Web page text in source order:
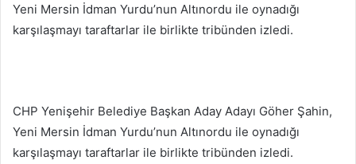
Yeni Mersin İdman Yurdu’nun Altınordu ile oynadığı
karşılaşmayı taraftarlar ile birlikte tribünden izledi.
CHP Yenişehir Belediye Başkan Aday Adayı Göher Şahin,
Yeni Mersin İdman Yurdu’nun Altınordu ile oynadığı
karşılaşmayı taraftarlar ile birlikte tribünden izledi.